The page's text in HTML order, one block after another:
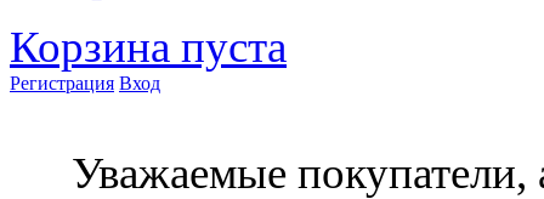
Корзина пуста
Регистрация Вход
Уважаемые покупатели,